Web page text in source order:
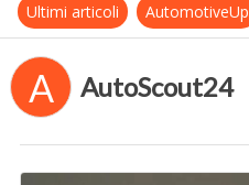
Ultimi articoli AutomotiveUp
A AutoScout24